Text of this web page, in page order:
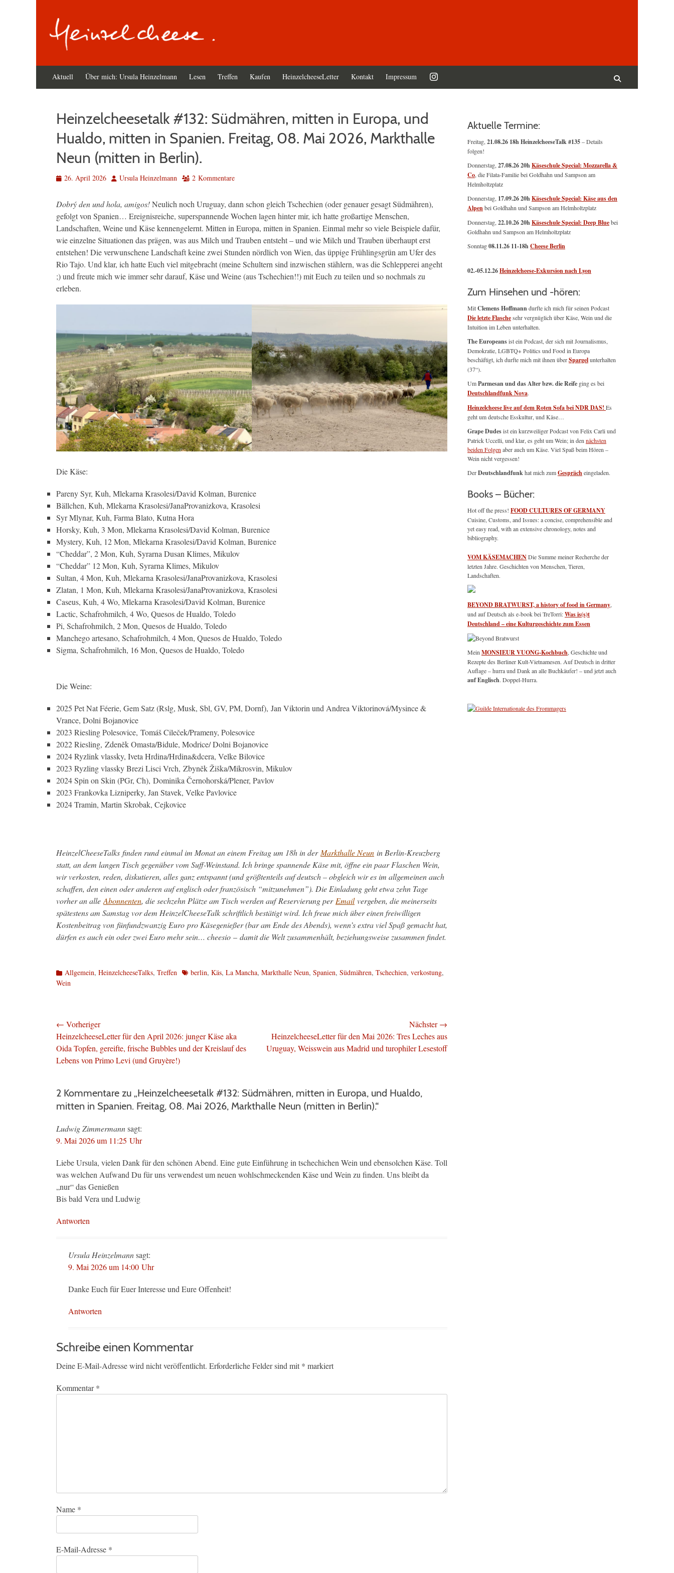
Primäres
Menü
Aktuell Über mich: Ursula Heinzelmann Lesen Treffen Kaufen HeinzelcheeseLetter Kontakt Impressum
Heinzelcheesetalk #132: Südmähren, mitten in Europa, und
Hualdo, mitten in Spanien. Freitag, 08. Mai 2026, Markthalle
Neun (mitten in Berlin).
Veröffentlicht
26. April 2026 AutorUrsula Heinzelmann 2 Kommentare
Dobrý den und hola, amigos!Neulich noch Uruguay, dann schon gleich Tschechien (oder genauer gesagt Südmähren),
gefolgt von Spanien… Ereignisreiche, superspannende Wochen lagen hinter mir, ich hatte großartige Menschen,
Landschaften, Weine und Käse kennengelernt. Mitten in Europa, mitten in Spanien. Einmal mehr so viele Beispiele dafür,
wie einzelne Situationen das prägen, was aus Milch und Trauben entsteht – und wie Milch und Trauben überhaupt erst
entstehen! Die verwunschene Landschaft keine zwei Stunden nördlich von Wien, das üppige Frühlingsgrün am Ufer des
Rio Tajo. Und klar, ich hatte Euch viel mitgebracht (meine Schultern sind inzwischen stählern, was die Schlepperei angeht
;) und freute mich wie immer sehr darauf, Käse und Weine (aus Tschechien!!) mit Euch zu teilen und so nochmals zu
erleben.
Die Käse:
Pareny Syr, Kuh, Mlekarna Krasolesi/David Kolman, Burenice
Bällchen, Kuh, Mlekarna Krasolesi/JanaProvanizkova, Krasolesi
Syr Mlynar, Kuh, Farma Blato, Kutna Hora
Horsky, Kuh, 3 Mon, Mlekarna Krasolesi/David Kolman, Burenice
Mystery, Kuh, 12 Mon, Mlekarna Krasolesi/David Kolman, Burenice
“Cheddar”, 2 Mon, Kuh, Syrarna Dusan Klimes, Mikulov
“Cheddar” 12 Mon, Kuh, Syrarna Klimes, Mikulov
Sultan, 4 Mon, Kuh, Mlekarna Krasolesi/JanaProvanizkova, Krasolesi
Zlatan, 1 Mon, Kuh, Mlekarna Krasolesi/JanaProvanizkova, Krasolesi
Caseus, Kuh, 4 Wo, Mlekarna Krasolesi/David Kolman, Burenice
Lactic, Schafrohmilch, 4 Wo, Quesos de Hualdo, Toledo
Pi, Schafrohmilch, 2 Mon, Quesos de Hualdo, Toledo
Manchego artesano, Schafrohmilch, 4 Mon, Quesos de Hualdo, Toledo
Sigma, Schafrohmilch, 16 Mon, Quesos de Hualdo, Toledo
Die Weine:
2025 Pet Nat Féerie, Gem Satz (Rslg, Musk, Sbl, GV, PM, Dornf), Jan Viktorin und Andrea Viktorinová/Mysince &
Vrance, Dolni Bojanovice
2023 Riesling Polesovice, Tomáš Cileček/Prameny, Polesovice
2022 Riesling, Zdeněk Omasta/Bidule, Modrice/ Dolni Bojanovice
2024 Ryzlink vlassky, Iveta Hrdina/Hrdina&dcera, Velke Bilovice
2023 Ryzling vlassky Brezi Lisci Vrch, Zbyněk Žiška/Mikrosvin, Mikulov
2024 Spin on Skin (PGr, Ch), Dominika Černohorská/Plener, Pavlov
2023 Frankovka Lizniperky, Jan Stavek, Velke Pavlovice
2024 Tramin, Martin Skrobak, Cejkovice
HeinzelCheeseTalks finden rund einmal im Monat an einem Freitag um 18h in der Markthalle Neun in Berlin-Kreuzberg
statt, an dem langen Tisch gegenüber vom Suff-Weinstand. Ich bringe spannende Käse mit, öffne ein paar Flaschen Wein,
wir verkosten, reden, diskutieren, alles ganz entspannt (und größtenteils auf deutsch – obgleich wir es im allgemeinen auch
schaffen, den einen oder anderen auf englisch oder französisch “mitzunehmen”). Die Einladung geht etwa zehn Tage
vorher an alle Abonnenten, die sechzehn Plätze am Tisch werden auf Reservierung per Emailvergeben, die meinerseits
spätestens am Samstag vor dem HeinzelCheeseTalk schriftlich bestätigt wird. Ich freue mich über einen freiwilligen
Kostenbeitrag von fünfundzwanzig Euro pro Käsegenießer (bar am Ende des Abends), wenn’s extra viel Spaß gemacht hat,
dürfen es auch ein oder zwei Euro mehr sein… cheesio – damit die Welt zusammenhält, beziehungsweise zusammen findet.
Kategorien
Allgemein, HeinzelcheeseTalks, Treffen Schlagworte
berlin, Käs, La Mancha, Markthalle Neun, Spanien, Südmähren, Tschechien, verkostung,
Wein
Beitragsnavigation
← Vorheriger
Vorheriger
Beitrag:
HeinzelcheeseLetter für den April 2026: junger Käse aka
Oida Topfen, gereifte, frische Bubbles und der Kreislauf des
Lebens von Primo Levi (und Gruyère!)
Nächster →
Nächster
Beitrag:
HeinzelcheeseLetter für den Mai 2026: Tres Leches aus
Uruguay, Weisswein aus Madrid und turophiler Lesestoff
2 Kommentare zu „Heinzelcheesetalk #132: Südmähren, mitten in Europa, und Hualdo,
mitten in Spanien. Freitag, 08. Mai 2026, Markthalle Neun (mitten in Berlin).“
Ludwig Zimmermannsagt:
9. Mai 2026 um 11:25 Uhr
Liebe Ursula, vielen Dank für den schönen Abend. Eine gute Einführung in tschechichen Wein und ebensolchen Käse. Toll
was welchen Aufwand Du für uns verwendest um neuen wohlschmeckenden Käse und Wein zu finden. Uns bleibt da
„nur“ das Genießen
Bis bald Vera und Ludwig
Antworten
Ursula Heinzelmannsagt:
9. Mai 2026 um 14:00 Uhr
Danke Euch für Euer Interesse und Eure Offenheit!
Antworten
Schreibe einen Kommentar
Deine E-Mail-Adresse wird nicht veröffentlicht. Erforderliche Felder sind mit * markiert
Kommentar*
Name *
E-Mail-Adresse *
Aktuelle Termine:
Freitag, 21.08.26 18h HeinzelcheeseTalk #135– Details
folgen!
Donnerstag, 27.08.26 20hKäseschule Special: Mozzarella &
Co , die Filata-Familie bei Goldhahn und Sampson am
Helmholtzplatz
Donnerstag, 17.09.26 20hKäseschule Special: Käse aus den
Alpenbei Goldhahn und Sampson am Helmholtzplatz
Donnerstag, 22.10.26 20hKäseschule Special: Deep Bluebei
Goldhahn und Sampson am Helmholtzplatz
Sonntag08.11.26 11-18hCheese Berlin
02.-05.12.26Heinzelcheese-Exkursion nach Lyon
Zum Hinsehen und -hören:
MitClemens Hoffmanndurfte ich mich für seinen Podcast
Die letzte Flaschesehr vergnüglich über Käse, Wein und die
Intuition im Leben unterhalten.
The Europeansist ein Podcast, der sich mit Journalismus,
Demokratie, LGBTQ+ Politics und Food in Europa
beschäftigt, ich durfte mich mit ihnen überSpargelunterhalten
(37“).
UmParmesan und das Alter bzw. die Reife ging es bei
Deutschlandfunk Nova.
Heinzelcheese live auf dem Roten Sofa bei NDR DAS! Es
geht um deutsche Esskultur, und Käse…
Grape Dudesist ein kurzweiliger Podcast von Felix Carli und
Patrick Uccelli, und klar, es geht um Wein; in den nächsten
beiden Folgen aber auch um Käse. Viel Spaß beim Hören –
Wein nicht vergessen!
DerDeutschlandfunkhat mich zumGesprächeingeladen.
Books – Bücher:
Hot off the press! FOOD CULTURES OF GERMANY
Cuisine, Customs, and Issues: a concise, comprehensible and
yet easy read, with an extensive chronology, notes and
bibliography.
VOM KÄSEMACHENDie Summe meiner Recherche der
letzten Jahre. Geschichten von Menschen, Tieren,
Landschaften.
BEYOND BRATWURST, a history of food in Germany
und auf Deutsch als e-book bei TreTorri:Was is(s)t
Deutschland – eine Kulturgeschichte zum Essen
Mein MONSIEUR VUONG-Kochbuch , Geschichte und
Rezepte des Berliner Kult-Vietnamesen. Auf Deutsch in dritter
Auflage – hurra und Dank an alle Buchkäufer! – und jetzt auch
auf Englisch. Doppel-Hurra.